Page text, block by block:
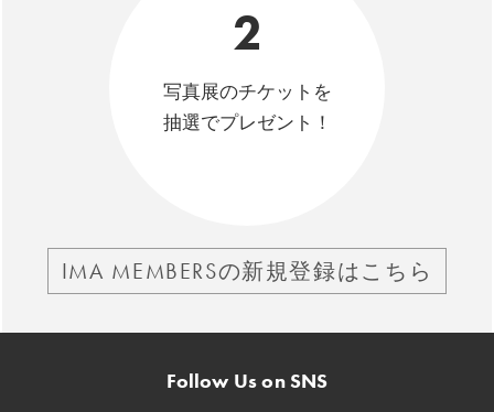
2
写真展のチケットを
抽選でプレゼント！
IMA MEMBERSの新規登録はこちら
Follow Us on SNS